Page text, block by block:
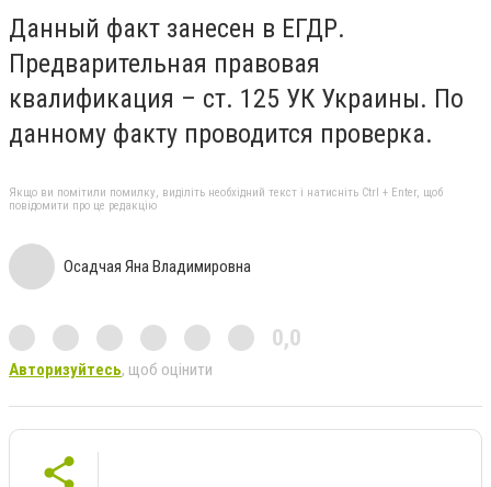
Данный факт занесен в ЕГДР.
Предварительная правовая
квалификация – ст. 125 УК Украины. По
данному факту проводится проверка.
Якщо ви помітили помилку, виділіть необхідний текст і натисніть Ctrl + Enter, щоб
повідомити про це редакцію
Осадчая Яна Владимировна
0,0
Авторизуйтесь, щоб оцінити